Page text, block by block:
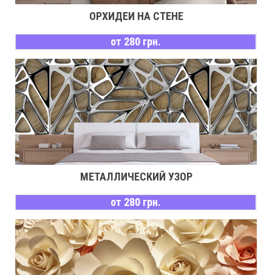
ОРХИДЕИ НА СТЕНЕ
от 280 грн.
МЕТАЛЛИЧЕСКИЙ УЗОР
от 280 грн.